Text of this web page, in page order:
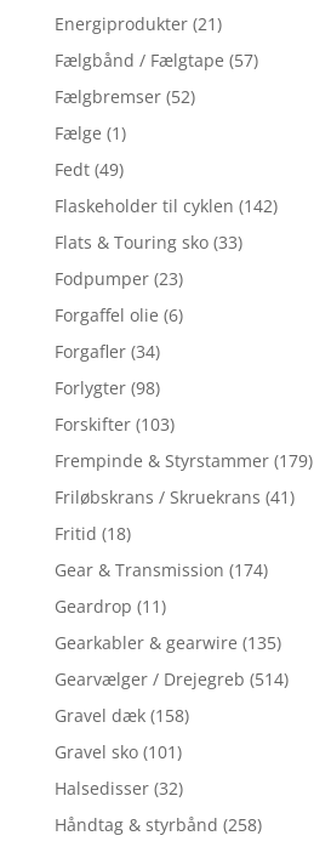
Energiprodukter (21)
Fælgbånd / Fælgtape (57)
Fælgbremser (52)
Fælge (1)
Fedt (49)
Flaskeholder til cyklen (142)
Flats & Touring sko (33)
Fodpumper (23)
Forgaffel olie (6)
Forgafler (34)
Forlygter (98)
Forskifter (103)
Frempinde & Styrstammer (179)
Friløbskrans / Skruekrans (41)
Fritid (18)
Gear & Transmission (174)
Geardrop (11)
Gearkabler & gearwire (135)
Gearvælger / Drejegreb (514)
Gravel dæk (158)
Gravel sko (101)
Halsedisser (32)
Håndtag & styrbånd (258)